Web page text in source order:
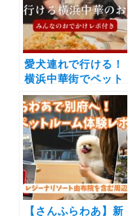
（MARINE &
WALK
YOKOHAMA）1/18
〜1/19
愛犬連れで行ける！
横浜中華街でペット
OKのお店14選｜店
内可で飲茶や食べ放
題ランチに高級食材
のコース料理も
【さんふらわあ】新